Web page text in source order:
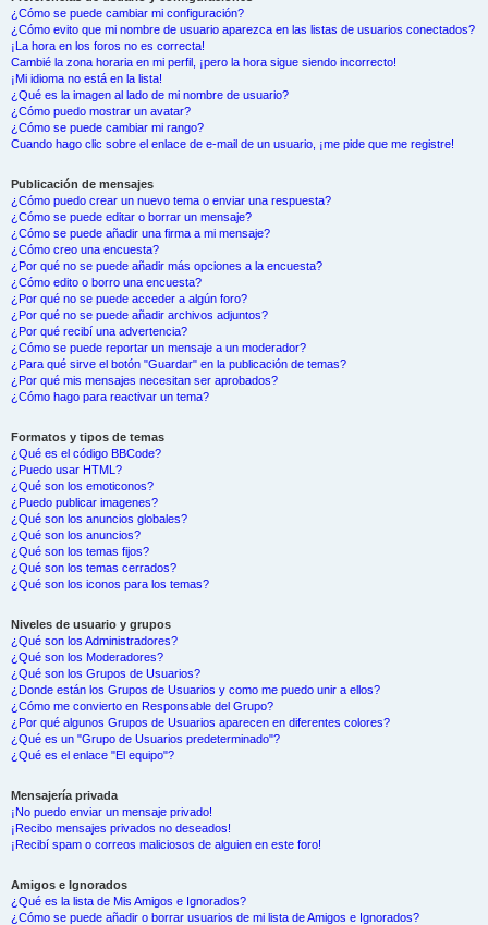
¿Cómo se puede cambiar mi configuración?
¿Cómo evito que mi nombre de usuario aparezca en las listas de usuarios conectados?
¡La hora en los foros no es correcta!
Cambié la zona horaria en mi perfil, ¡pero la hora sigue siendo incorrecto!
¡Mi idioma no está en la lista!
¿Qué es la imagen al lado de mi nombre de usuario?
¿Cómo puedo mostrar un avatar?
¿Cómo se puede cambiar mi rango?
Cuando hago clic sobre el enlace de e-mail de un usuario, ¡me pide que me registre!
Publicación de mensajes
¿Cómo puedo crear un nuevo tema o enviar una respuesta?
¿Cómo se puede editar o borrar un mensaje?
¿Cómo se puede añadir una firma a mi mensaje?
¿Cómo creo una encuesta?
¿Por qué no se puede añadir más opciones a la encuesta?
¿Cómo edito o borro una encuesta?
¿Por qué no se puede acceder a algún foro?
¿Por qué no se puede añadir archivos adjuntos?
¿Por qué recibí una advertencia?
¿Cómo se puede reportar un mensaje a un moderador?
¿Para qué sirve el botón "Guardar" en la publicación de temas?
¿Por qué mis mensajes necesitan ser aprobados?
¿Cómo hago para reactivar un tema?
Formatos y tipos de temas
¿Qué es el código BBCode?
¿Puedo usar HTML?
¿Qué son los emoticonos?
¿Puedo publicar imagenes?
¿Qué son los anuncios globales?
¿Qué son los anuncios?
¿Qué son los temas fijos?
¿Qué son los temas cerrados?
¿Qué son los iconos para los temas?
Niveles de usuario y grupos
¿Qué son los Administradores?
¿Qué son los Moderadores?
¿Qué son los Grupos de Usuarios?
¿Donde están los Grupos de Usuarios y como me puedo unir a ellos?
¿Cómo me convierto en Responsable del Grupo?
¿Por qué algunos Grupos de Usuarios aparecen en diferentes colores?
¿Qué es un "Grupo de Usuarios predeterminado"?
¿Qué es el enlace "El equipo"?
Mensajería privada
¡No puedo enviar un mensaje privado!
¡Recibo mensajes privados no deseados!
¡Recibí spam o correos maliciosos de alguien en este foro!
Amigos e Ignorados
¿Qué es la lista de Mis Amigos e Ignorados?
¿Cómo se puede añadir o borrar usuarios de mi lista de Amigos e Ignorados?